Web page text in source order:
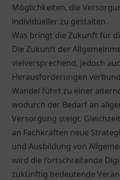
Möglichkeiten, die
individueller zu gestalten.
Was bringt die Zukunft für
Die Zukunft der
vielversprechend, jedoch
Herausforderungen
Wandel führt zu einer
wodurch der Bedarf an
Versorgung steigt.
an Fachkräften neue
und Ausbildung von
wird die fortschreitende
zukünftig bedeutende